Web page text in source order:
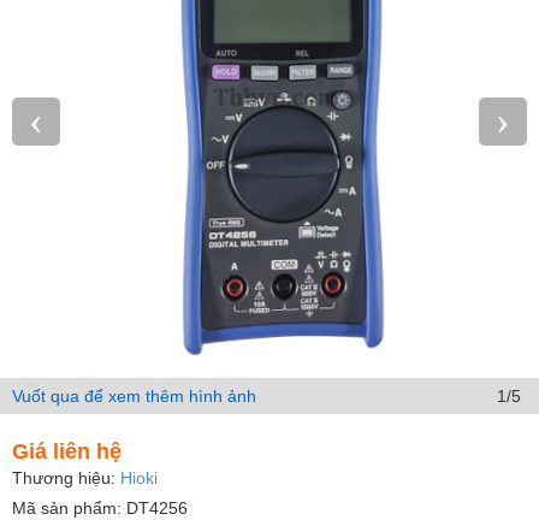
‹ ›
Vuốt qua để xem thêm hình ảnh 1/5
Giá liên hệ
Thương hiệu: Hioki
Mã sản phẩm: DT4256